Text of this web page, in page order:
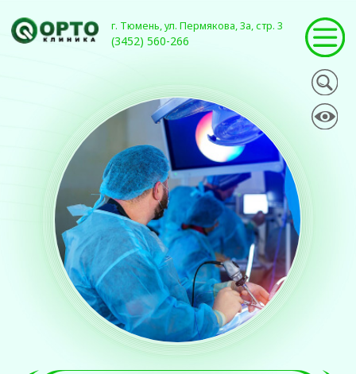
(3452) 560-266
ПОЛЕЗНЫЕ СТАТЬИ
ЕСЛИ ВАМ ПРЕДСТОИТ
АРТРОСКОПИЯ